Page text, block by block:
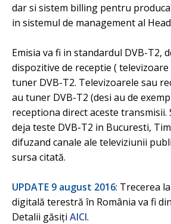
dar si sistem billing pentru
in sistemul de management al
Emisia va fi in standardul DVB-T2,
dispozitive de receptie ( televizoare
tuner DVB-T2. Televizoarele sau
au tuner DVB-T2 (desi au de
receptiona direct aceste transmisii.
deja teste DVB-T2 in Bucuresti,
difuzand canale ale televiziunii
sursa citată.
UPDATE 9 august 2016: Trecerea
digitală terestră în România va fi
Detalii găsiți AICI.